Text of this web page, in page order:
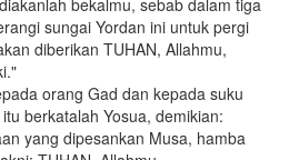
bekalmu, sebab dalam tiga
sungai Yordan ini untuk pergi
diberikan TUHAN, Allahmu,
orang Gad dan kepada suku
berkatalah Yosua, demikian:
yang dipesankan Musa, hamba